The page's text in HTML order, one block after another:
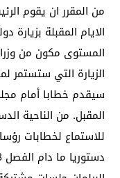
من المقرر ان يقوم
الايام المقبلة
المستوى مكون من
الزيارة التي ستستمر
سيقدم خطابا أمام
المقبل. من الناحية
للاستماع لخطابات